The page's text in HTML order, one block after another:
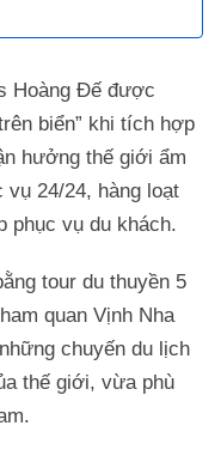
Hoàng Đế được
biển” khi tích hợp
hưởng thế giới ẩm
vụ 24/24, hàng loạt
phục vụ du khách.
tour du thuyền 5
quan Vịnh Nha
chuyến du lịch
thế giới, vừa phù